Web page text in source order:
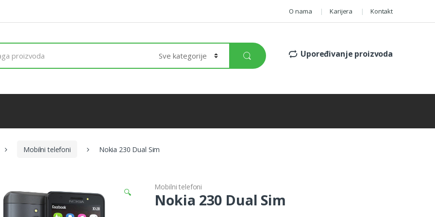
O nama Karijera Kontakt
Upoređivanje proizvoda
Mobilni telefoni Nokia 230 Dual Sim
🔍
Mobilni telefoni
Nokia 230 Dual Sim